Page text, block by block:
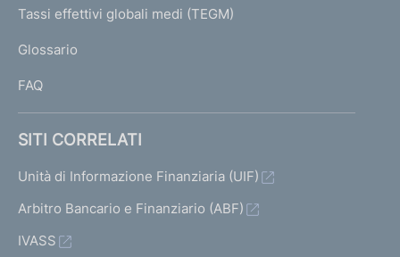
I
I
Tassi effettivi globali medi (TEGM)
Glossario
FAQ
SITI CORRELATI
Unità di Informazione Finanziaria (UIF)
Arbitro Bancario e Finanziario (ABF)
IVASS